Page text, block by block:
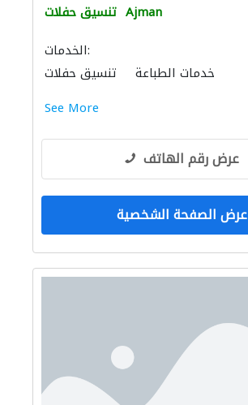
تنسيق حفلات Ajman
الخدمات:
تنسيق حفلات
خدمات الطباعة
See More
عرض رقم الهاتف
عرض الصفحة الشخصية